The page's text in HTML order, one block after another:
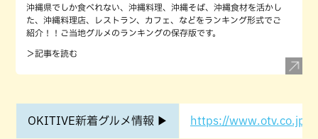
沖縄県でしか食べれない、沖縄料理、沖縄そば、沖縄食材を活かし
た、沖縄料理店、レストラン、カフェ、などをランキング形式でご
紹介！！ご当地グルメのランキングの保存版です。
＞記事を読む
OKITIVE新着グルメ情報 ▶ https://www.otv.co.jp/